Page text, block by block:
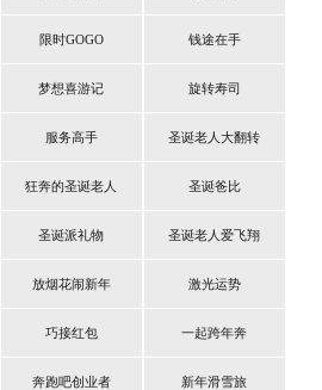
限时GOGO 钱途在手
梦想喜游记 旋转寿司
服务高手 圣诞老人大翻转
狂奔的圣诞老人 圣诞爸比
圣诞派礼物 圣诞老人爱飞翔
放烟花闹新年 激光运势
巧接红包 一起跨年奔
奔跑吧创业者 新年滑雪旅